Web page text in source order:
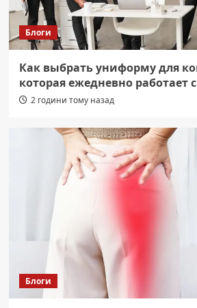
Блоги
Как выбрать униформу для
которая ежедневно работает
2 години тому назад
Блоги